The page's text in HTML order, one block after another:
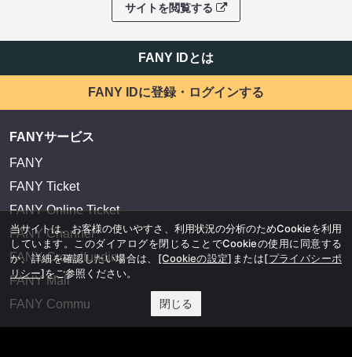
サイトを閲覧する
FANY IDとは
FANY IDに登録・ログインする
FANYサービス
FANY
FANY Ticket
FANY Online Ticket
FANY Channel
FANY Crowdfunding
FANY Mall
FANY Commu
当サイトは、お客様の使いやすさ、利用状況の分析のためCookieを利用
しています。このダイアログを閉じることでCookieの使用に同意する
か、詳細を確認したい場合は、 [Cookieの設定] または[プライバシーポ
リシー]をご参照ください。
閉じる